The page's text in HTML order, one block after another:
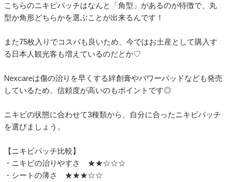
こちらのニキビパッチはなんと「角型」があるのが特徴で、丸
型か角形どちらかを選ぶことが出来るんです！
また75枚入りでコスパも良いため、今ではお土産として購入す
る日本人観光客も増えているのだとか♡
Nexcareは傷の治りを早くする絆創膏やパワーパッドなども発売
しているため、信頼度が高いのもポイントです◎
ニキビの状態に合わせて3種類から、自分に合ったニキビパッチ
を選びましょう。
【ニキビパッチ比較】
・ニキビの治りやすさ ★★☆☆☆
・シートの薄さ ★★★☆☆